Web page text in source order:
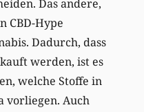
Das andere,
CBD-Hype
Dadurch, dass
werden, ist es
welche Stoffe in
vorliegen. Auch